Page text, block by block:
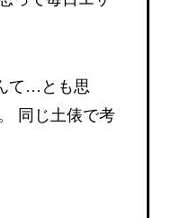
て…とも思
同じ土俵で考